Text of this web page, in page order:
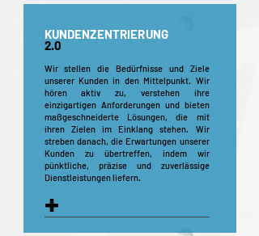
KUNDENZENTRIERUNG
2.0
Wir stellen die Bedürfnisse und Ziele
unserer Kunden in den Mittelpunkt. Wir
hören aktiv zu, verstehen ihre
einzigartigen Anforderungen und bieten
maßgeschneiderte Lösungen, die mit
ihren Zielen im Einklang stehen. Wir
streben danach, die Erwartungen unserer
Kunden zu übertreffen, indem wir
pünktliche, präzise und zuverlässige
Dienstleistungen liefern.
+